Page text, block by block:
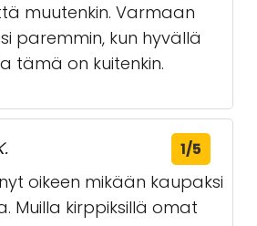
muutenkin. Varmaan
paremmin, kun hyvällä
tämä on kuitenkin.
1/5
oikeen mikään kaupaksi
Muilla kirppiksillä omat